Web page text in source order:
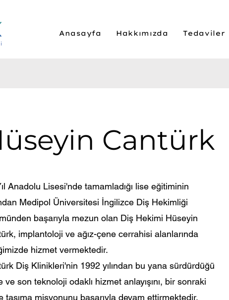
Anasayfa Hakkımızda Tedaviler
Cantürk
Anadolu Lisesi'nde tamamladığı lise eğitiminin
Medipol Üniversitesi İngilizce Diş Hekimliği
başarıyla mezun olan Diş Hekimi Hüseyin
implantoloji ve ağız-çene cerrahisi alanlarında
hizmet vermektedir.
Diş Klinikleri'nin 1992 yılından bu yana sürdürdüğü
ve son teknoloji odaklı hizmet anlayışını, bir sonraki
taşıma misyonunu başarıyla devam ettirmektedir.